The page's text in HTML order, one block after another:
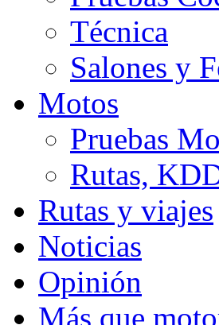
Técnica
Salones y
Motos
Pruebas
Rutas,
Rutas y viajes
Noticias
Opinión
Más que